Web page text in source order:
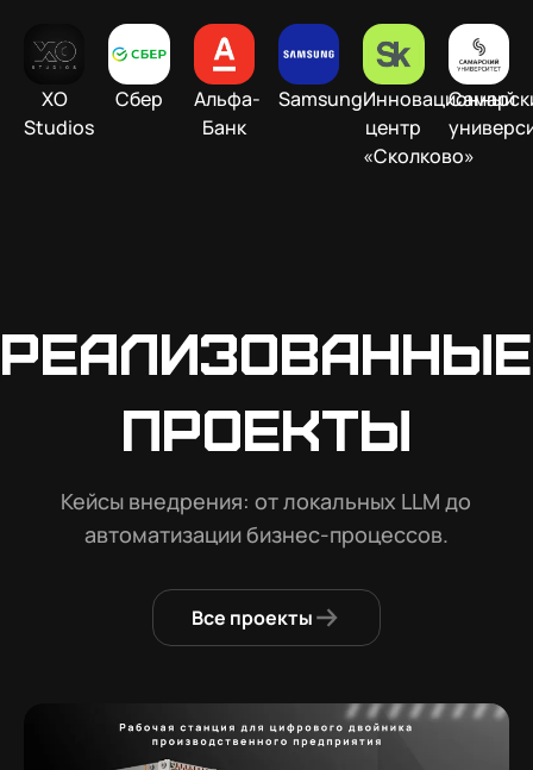
XO
Studios
Сбер
Альфа-
Банк
SamsungИнновационный
центр
«Сколково»
Реализованные
проекты
Кейсы внедрения: от локальных LLM до
автоматизации бизнес-процессов.
Все проекты